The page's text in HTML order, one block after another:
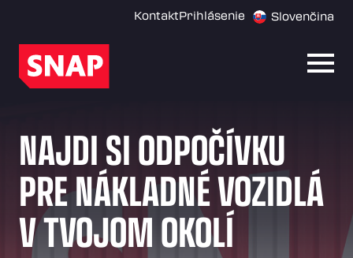
KontaktPrihlásenie Slovenčina
NAJDI SI ODPOČÍVKU
PRE NÁKLADNÉ VOZIDLÁ
V TVOJOM OKOLÍ